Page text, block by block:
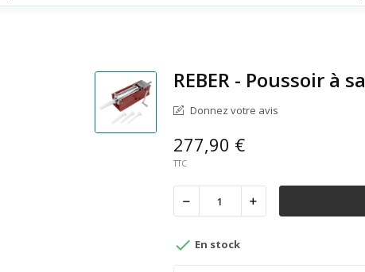
REBER - Poussoir à
Donnez votre avis
277,90 €
TTC
 En stock